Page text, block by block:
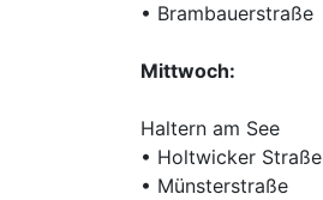
• Brambauerstraße
Mittwoch:
Haltern am See
• Holtwicker Straße
• Münsterstraße